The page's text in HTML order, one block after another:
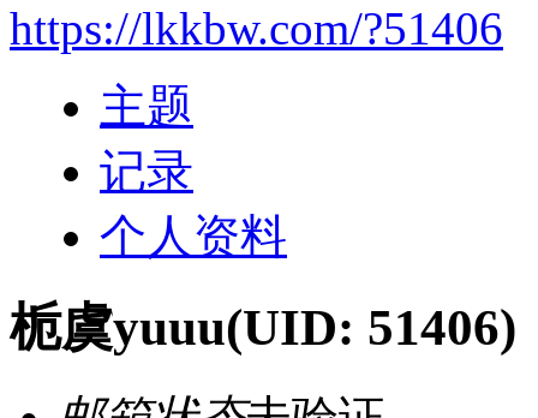
https://lkkbw.com/?51406
主题
记录
个人资料
栀虞yuuu(UID: 51406)